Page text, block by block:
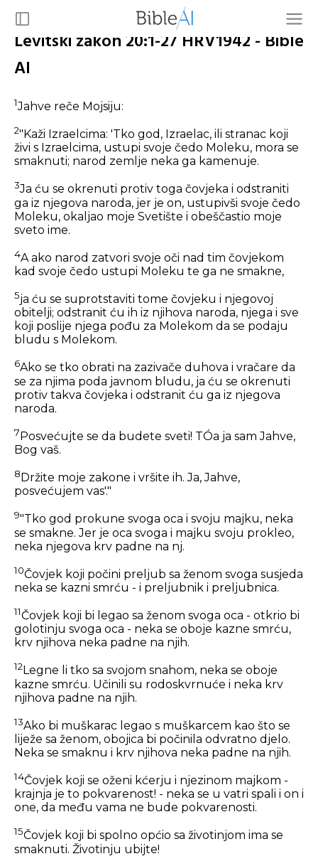
Levitski zakon 20:1-27 HRV1942 - Bible
AI
1Jahve reče Mojsiju:
2"Kaži Izraelcima: 'Tko god, Izraelac, ili stranac koji
živi s Izraelcima, ustupi svoje čedo Moleku, mora se
smaknuti; narod zemlje neka ga kamenuje.
3Ja ću se okrenuti protiv toga čovjeka i odstraniti
ga iz njegova naroda, jer je on, ustupivši svoje čedo
Moleku, okaljao moje Svetište i obeščastio moje
sveto ime.
4A ako narod zatvori svoje oči nad tim čovjekom
kad svoje čedo ustupi Moleku te ga ne smakne,
5ja ću se suprotstaviti tome čovjeku i njegovoj
obitelji; odstranit ću ih iz njihova naroda, njega i sve
koji poslije njega pođu za Molekom da se podaju
bludu s Molekom.
6Ako se tko obrati na zazivače duhova i vračare da
se za njima poda javnom bludu, ja ću se okrenuti
protiv takva čovjeka i odstranit ću ga iz njegova
naroda.
7Posvećujte se da budete sveti! TÓa ja sam Jahve,
Bog vaš.
8 Držite moje zakone i vršite ih. Ja, Jahve,
posvećujem vas'."
9"Tko god prokune svoga oca i svoju majku, neka
se smakne. Jer je oca svoga i majku svoju prokleo,
neka njegova krv padne na nj.
10Čovjek koji počini preljub sa ženom svoga susjeda
neka se kazni smrću - i preljubnik i preljubnica.
11Čovjek koji bi legao sa ženom svoga oca - otkrio bi
golotinju svoga oca - neka se oboje kazne smrću,
krv njihova neka padne na njih.
12Legne li tko sa svojom snahom, neka se oboje
kazne smrću. Učinili su rodoskvrnuće i neka krv
njihova padne na njih.
13Ako bi muškarac legao s muškarcem kao što se
liježe sa ženom, obojica bi počinila odvratno djelo.
Neka se smaknu i krv njihova neka padne na njih.
14Čovjek koji se oženi kćerju i njezinom majkom -
krajnja je to pokvarenost! - neka se u vatri spali i on i
one, da među vama ne bude pokvarenosti.
15Čovjek koji bi spolno općio sa životinjom ima se
smaknuti. Životinju ubijte!